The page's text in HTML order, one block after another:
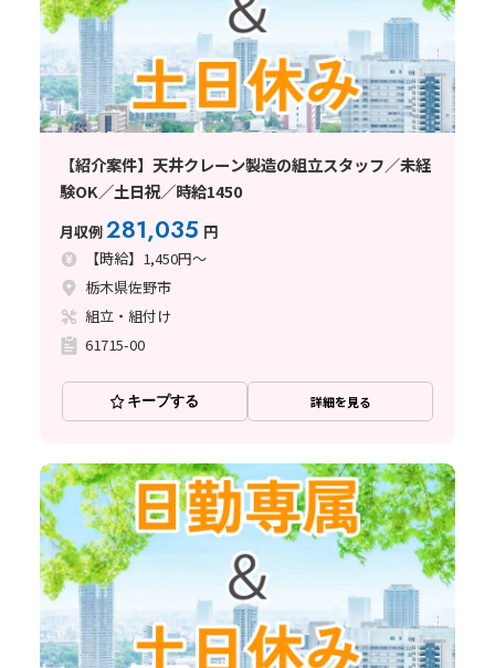
【紹介案件】天井クレーン製造の組立スタッフ／未経
験OK／土日祝／時給1450
月収例281,035 円
【時給】1,450円～
栃木県佐野市
組立・組付け
61715-00
キープする 詳細を見る